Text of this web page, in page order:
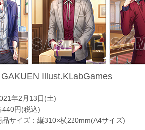
Illust.KLabGames
年2月13日(土)
440円(税込)
品サイズ：縦310×横220mm(A4サイズ)